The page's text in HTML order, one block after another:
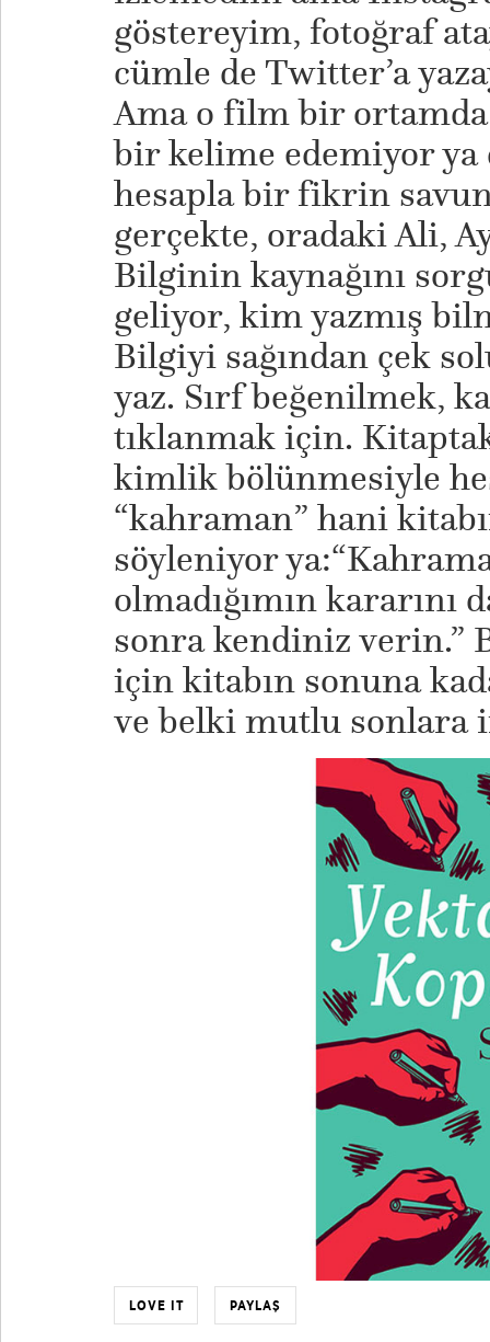
göstereyim, fotoğraf
cümle de Twitter’a
Ama o film bir
bir kelime edemiyor ya
hesapla bir fikrin
gerçekte, oradaki Ali,
Bilginin kaynağını
geliyor, kim yazmış
Bilgiyi sağından çek
yaz. Sırf beğenilmek,
tıklanmak için.
kimlik bölünmesiyle
“kahraman” hani
söyleniyor
olmadığımın
sonra kendiniz verin.”
için kitabın sonuna
ve belki mutlu sonlara
LOVE IT PAYLAŞ